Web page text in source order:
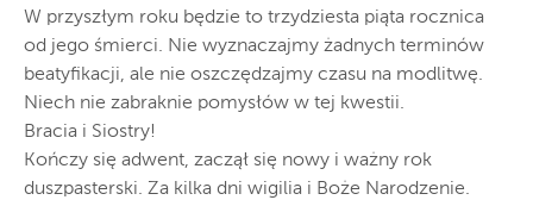
W przyszłym roku będzie to trzydziesta piąta rocznica
od jego śmierci. Nie wyznaczajmy żadnych terminów
beatyfikacji, ale nie oszczędzajmy czasu na modlitwę.
Niech nie zabraknie pomysłów w tej kwestii.
Bracia i Siostry!
Kończy się adwent, zaczął się nowy i ważny rok
duszpasterski. Za kilka dni wigilia i Boże Narodzenie.